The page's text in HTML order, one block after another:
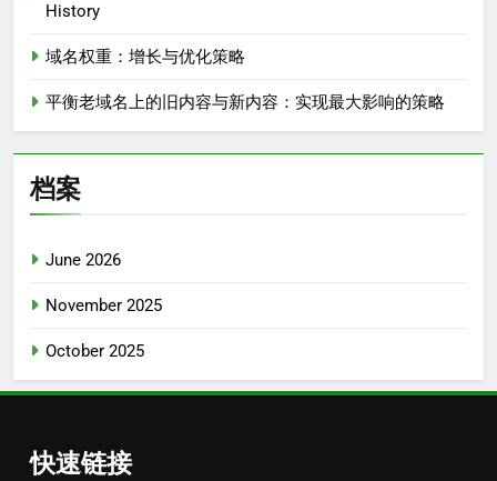
History
域名权重：增长与优化策略
平衡老域名上的旧内容与新内容：实现最大影响的策略
档案
June 2026
November 2025
October 2025
快速链接